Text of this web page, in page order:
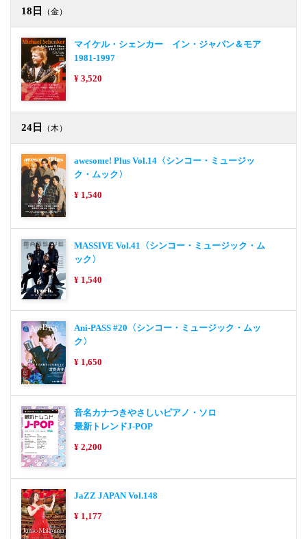
18日 （金）
マイケル・シェンカー イン・ジャパン＆モア
1981-1997
¥ 3,520
24日 （木）
awesome! Plus Vol.14〈シンコー・ミュージッ
ク・ムック〉
¥ 1,540
MASSIVE Vol.41〈シンコー・ミュージック・ム
ック〉
¥ 1,540
Ani-PASS #20〈シンコー・ミュージック・ムッ
ク〉
¥ 1,650
音名カナつきやさしいピアノ・ソロ
最新トレンドJ-POP
¥ 2,200
JaZZ JAPAN Vol.148
¥ 1,177